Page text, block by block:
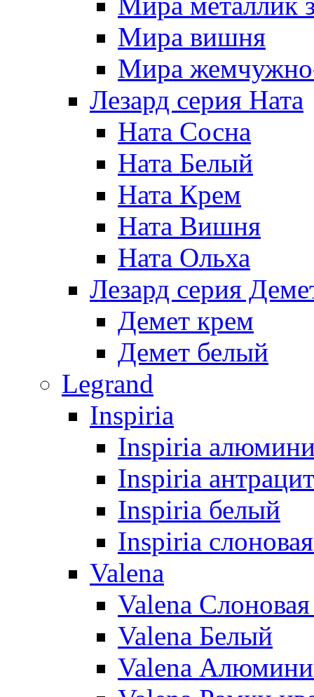
Мира вишня
Мира
Лезард серия Ната
Ната Сосна
Ната Белый
Ната Крем
Ната Вишня
Ната Ольха
Лезард серия
Демет крем
Демет белый
Legrand
Inspiria
Inspiria
Inspiria антрацит
Inspiria белый
Inspiria
Valena
Valena Слоновая
Valena Белый
Valena